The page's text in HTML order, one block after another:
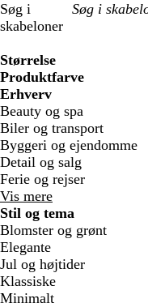
Søg i
skabeloner
Størrelse
Produktfarve
Erhverv
Beauty og spa
Biler og transport
Byggeri og ejendomme
Detail og salg
Ferie og rejser
Vis mere
Stil og tema
Blomster og grønt
Elegante
Jul og højtider
Klassiske
Minimalt